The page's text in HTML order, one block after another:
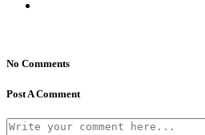
No Comments
Post A Comment